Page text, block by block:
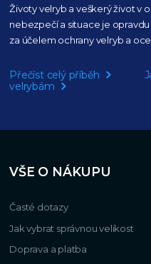
Životy velryb a veškerý život v
nebezpečí a situace je opravdu
za účelem ochrany velryb a
Přečíst celý příběh
velrybám
VŠE O NÁKUPU
Časté dotazy
Jak vybrat správnou velikost
Doprava a platba